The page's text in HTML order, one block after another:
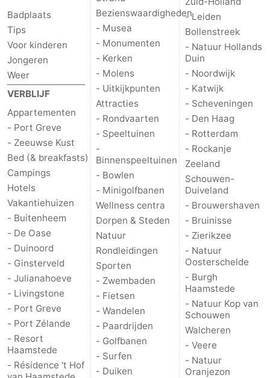
Schouwen-
Duiveland
-
Brouwershaven
-
Zierikzee
-
Natuur
Oosterschelde
-
Burgh
Haamstede
-
Natuur
Kop
van
Schouwen
Walcheren
Veere
-
Natuur
Oranjezon
-
Oostkapelle
-
Natuur
-
Badplaats
Tips
Voor kinderen
Jongeren
Weer
VERBLIJF
Appartementen
- Port Greve
- Zeeuwse Kust
Bed (& breakfasts)
Campings
Hotels
Vakantiehuizen
- Buitenheem
- De Oase
- Duinoord
- Ginsterveld
- Julianahoeve
- Livingstone
- Port Greve
- Port Zélande
- Resort
Haamstede
- Résidence 't Hof
Bezienswaardigheden
- Musea
- Monumenten
- Kerken
- Molens
- Uitkijkpunten
Attracties
- Rondvaarten
- Speeltuinen
-
Binnenspeeltuinen
- Bowlen
- Minigolfbanen
Wellness centra
Dorpen & Steden
Natuur
Rondleidingen
Sporten
- Zwembaden
- Fietsen
- Wandelen
- Paardrijden
- Golfbanen
- Surfen
- Duiken
- Leiden
Bollenstreek
- Natuur Hollands
Duin
- Noordwijk
- Katwijk
- Scheveningen
- Den Haag
- Rotterdam
- Rockanje
Zeeland
Schouwen-
Duiveland
- Brouwershaven
- Bruinisse
- Zierikzee
- Natuur
Oosterschelde
- Burgh
Haamstede
- Natuur Kop van
Schouwen
Walcheren
- Veere
- Natuur
Oranjezon